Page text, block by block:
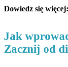
Dowiedz się więcej:
Jak
Zacznij od